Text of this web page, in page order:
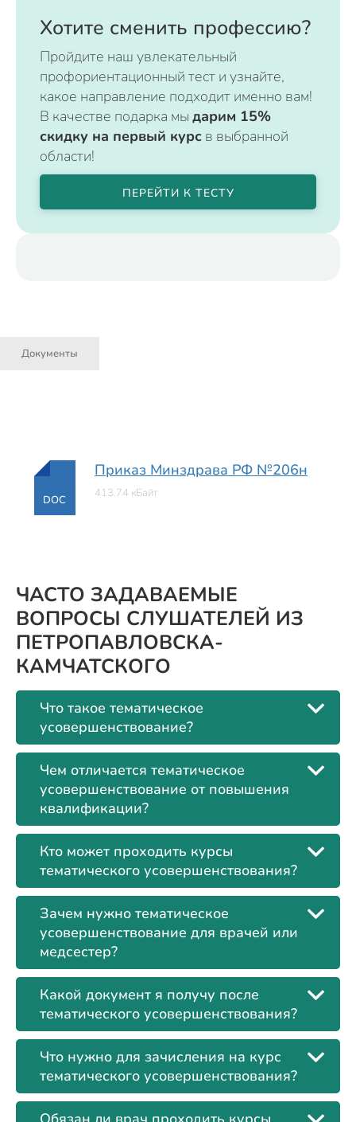
Хотите сменить профессию?
Пройдите наш увлекательный
профориентационный тест и узнайте,
какое направление подходит именно вам!
В качестве подарка мы дарим 15%
скидку на первый курс в выбранной
области!
ПЕРЕЙТИ К ТЕСТУ
Документы
DOC
Приказ Минздрава РФ №206н
413.74 кБайт
ЧАСТО ЗАДАВАЕМЫЕ
ВОПРОСЫ СЛУШАТЕЛЕЙ ИЗ
ПЕТРОПАВЛОВСКА-
КАМЧАТСКОГО
Что такое тематическое
усовершенствование?
Чем отличается тематическое
усовершенствование от повышения
квалификации?
Кто может проходить курсы
тематического усовершенствования?
Зачем нужно тематическое
усовершенствование для врачей или
медсестер?
Какой документ я получу после
тематического усовершенствования?
Что нужно для зачисления на курс
тематического усовершенствования?